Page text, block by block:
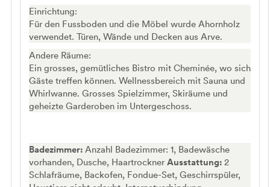
Einrichtung:
Für den Fussboden und die Möbel wurde Ahornholz
verwendet. Türen, Wände und Decken aus Arve.
Andere Räume:
Ein grosses, gemütliches Bistro mit Cheminée, wo sich
Gäste treffen können. Wellnessbereich mit Sauna und
Whirlwanne. Grosses Spielzimmer, Skiräume und
geheizte Garderoben im Untergeschoss.
Badezimmer: Anzahl Badezimmer: 1, Badewäsche
vorhanden, Dusche, Haartrockner Ausstattung: 2
Schlafräume, Backofen, Fondue-Set, Geschirrspüler,